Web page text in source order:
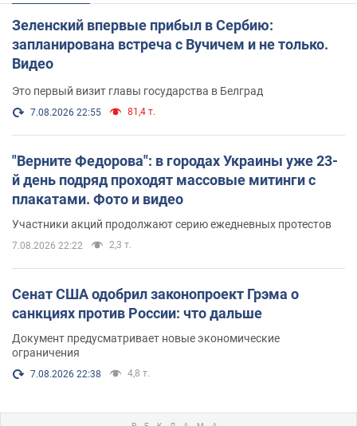
Зеленский впервые прибыл в Сербию:
запланирована встреча с Вучичем и не только.
Видео
Это первый визит главы государства в Белград
7.08.2026 22:55 81,4 т.
"Верните Федорова": в городах Украины уже 23-
й день подряд проходят массовые митинги с
плакатами. Фото и видео
Участники акций продолжают серию ежедневных протестов
7.08.2026 22:22 2,3 т.
Сенат США одобрил законопроект Грэма о
санкциях против России: что дальше
Документ предусматривает новые экономические
ограничения
7.08.2026 22:38 4,8 т.